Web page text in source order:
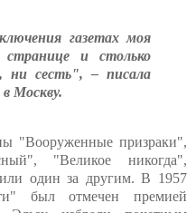
газетах моя
и столько
ни сесть", – писала
Москву.
"Вооруженные призраки",
"Великое никогда",
один за другим. В 1957
был отмечен премией